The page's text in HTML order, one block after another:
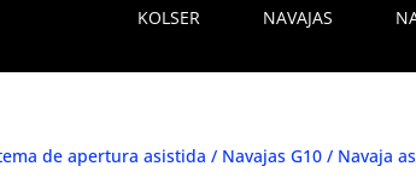
KOLSER NAVAJAS
de apertura asistida / Navajas G10 / Navaja